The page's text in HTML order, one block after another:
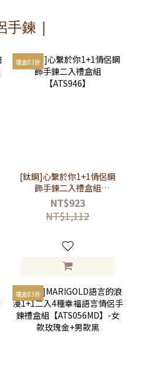
手鍊 |
禮盒83折
[鈦鋼]心繫於你1+1情侶鋼
飾手鍊二入禮盒組
【ATS946】
NT$923
NT$1,112
禮盒83折